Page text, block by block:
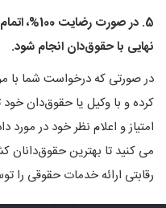
5. در صورت
نهایی با حقوق‌دان انجام شود.
در صورتی که درخواست شما با
کرده و با وکیل یا حقوق‌دان
امتیاز و اعلام نظر خود در
می کنید تا بهترین حقوق‌دانان
رقابتی ارائه خدمات حقوقی را